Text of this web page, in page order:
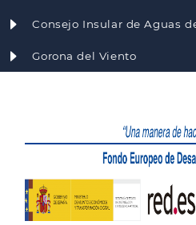
Consejo Insular de Aguas
Gorona del Viento